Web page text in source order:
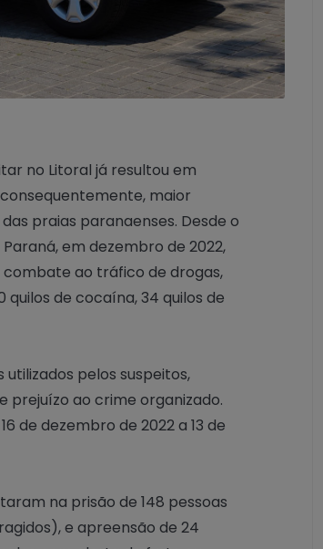
no Litoral já resultou em
maior
praias paranaenses. Desde o
em dezembro de 2022,
ao tráfico de drogas,
de cocaína, 34 quilos de
pelos suspeitos,
prejuízo ao crime organizado.
de dezembro de 2022 a 13 de
na prisão de 148 pessoas
e apreensão de 24